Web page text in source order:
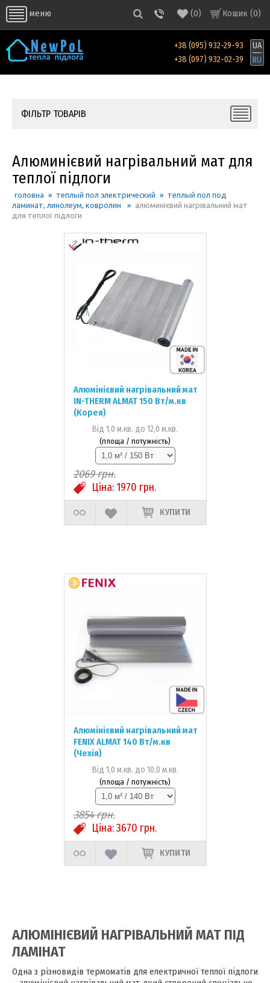
меню Кошик (0)
(0)
+38 (095) 932-29-93
+38 (097) 932-02-39
UA
RU
ФІЛЬТР ТОВАРІВ
Алюминієвий нагрівальний мат для
теплої підлоги
головна » теплый пол электрический » теплый пол под
ламинат, линолеум, ковролин
» алюминієвий нагрівальний мат
для теплої підлоги
Алюмінієвий нагрівальний мат
IN-THERM ALMAT 150 Вт/м.кв
(Корея)
Від 1,0 м.кв. до 12,0 м.кв.
(площа / потужність)
2069грн.
Ціна: 1970 грн.
КУПИТИ
Алюмінієвий нагрівальний мат
FENIX ALMAT 140 Вт/м.кв
(Чехія)
Від 1,0 м.кв. до 10,0 м.кв.
(площа / потужність)
3854грн.
Ціна:3670 грн.
КУПИТИ
АЛЮМІНІЄВИЙ НАГРІВАЛЬНИЙ МАТ ПІД
ЛАМІНАТ
Одна з різновидів термоматів для електричної теплої підлоги